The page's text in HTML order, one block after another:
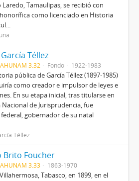
Tamaulipas, se recibió con
como licenciado en Historia
Téllez
3.32 Fondo 1922-1983
pública de García Téllez (1897-1985)
como creador e impulsor de leyes e
En su etapa inicial, tras titularse en
Nacional de Jurisprudencia, fue
gobernador de su natal
Téllez
Brito Foucher
3.33 1863-1970
Tabasco, en 1899, en el